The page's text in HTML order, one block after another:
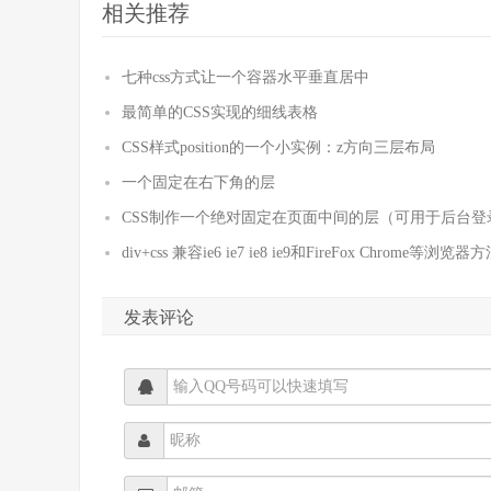
相关推荐
七种css方式让一个容器水平垂直居中
最简单的CSS实现的细线表格
CSS样式position的一个小实例：z方向三层布局
一个固定在右下角的层
CSS制作一个绝对固定在页面中间的层（可用于后台登
div+css 兼容ie6 ie7 ie8 ie9和FireFox Chrome等浏览器方
发表评论